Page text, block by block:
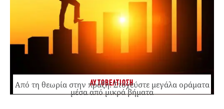
ΑΥΤΟΒΕΛΤΙΩΣΗ
Από τη θεωρία στην πράξη: Στοχεύστε μεγάλα οράματα
μέσα από μικρά βήματα